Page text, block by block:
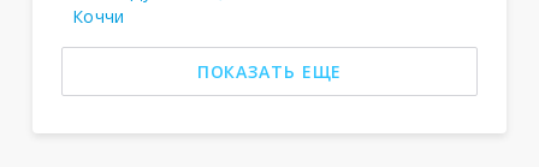
Коччи
ПОКАЗАТЬ ЕЩЕ